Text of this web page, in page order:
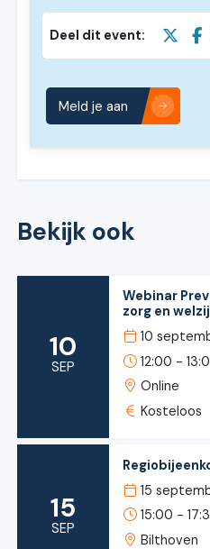
Deel dit event:
Meld je aan
Bekijk ook
10
SEP
Webinar
zorg en
10
12:00 -
Online
Kosteloos
15
SEP
15
15:00 -
Bilthoven